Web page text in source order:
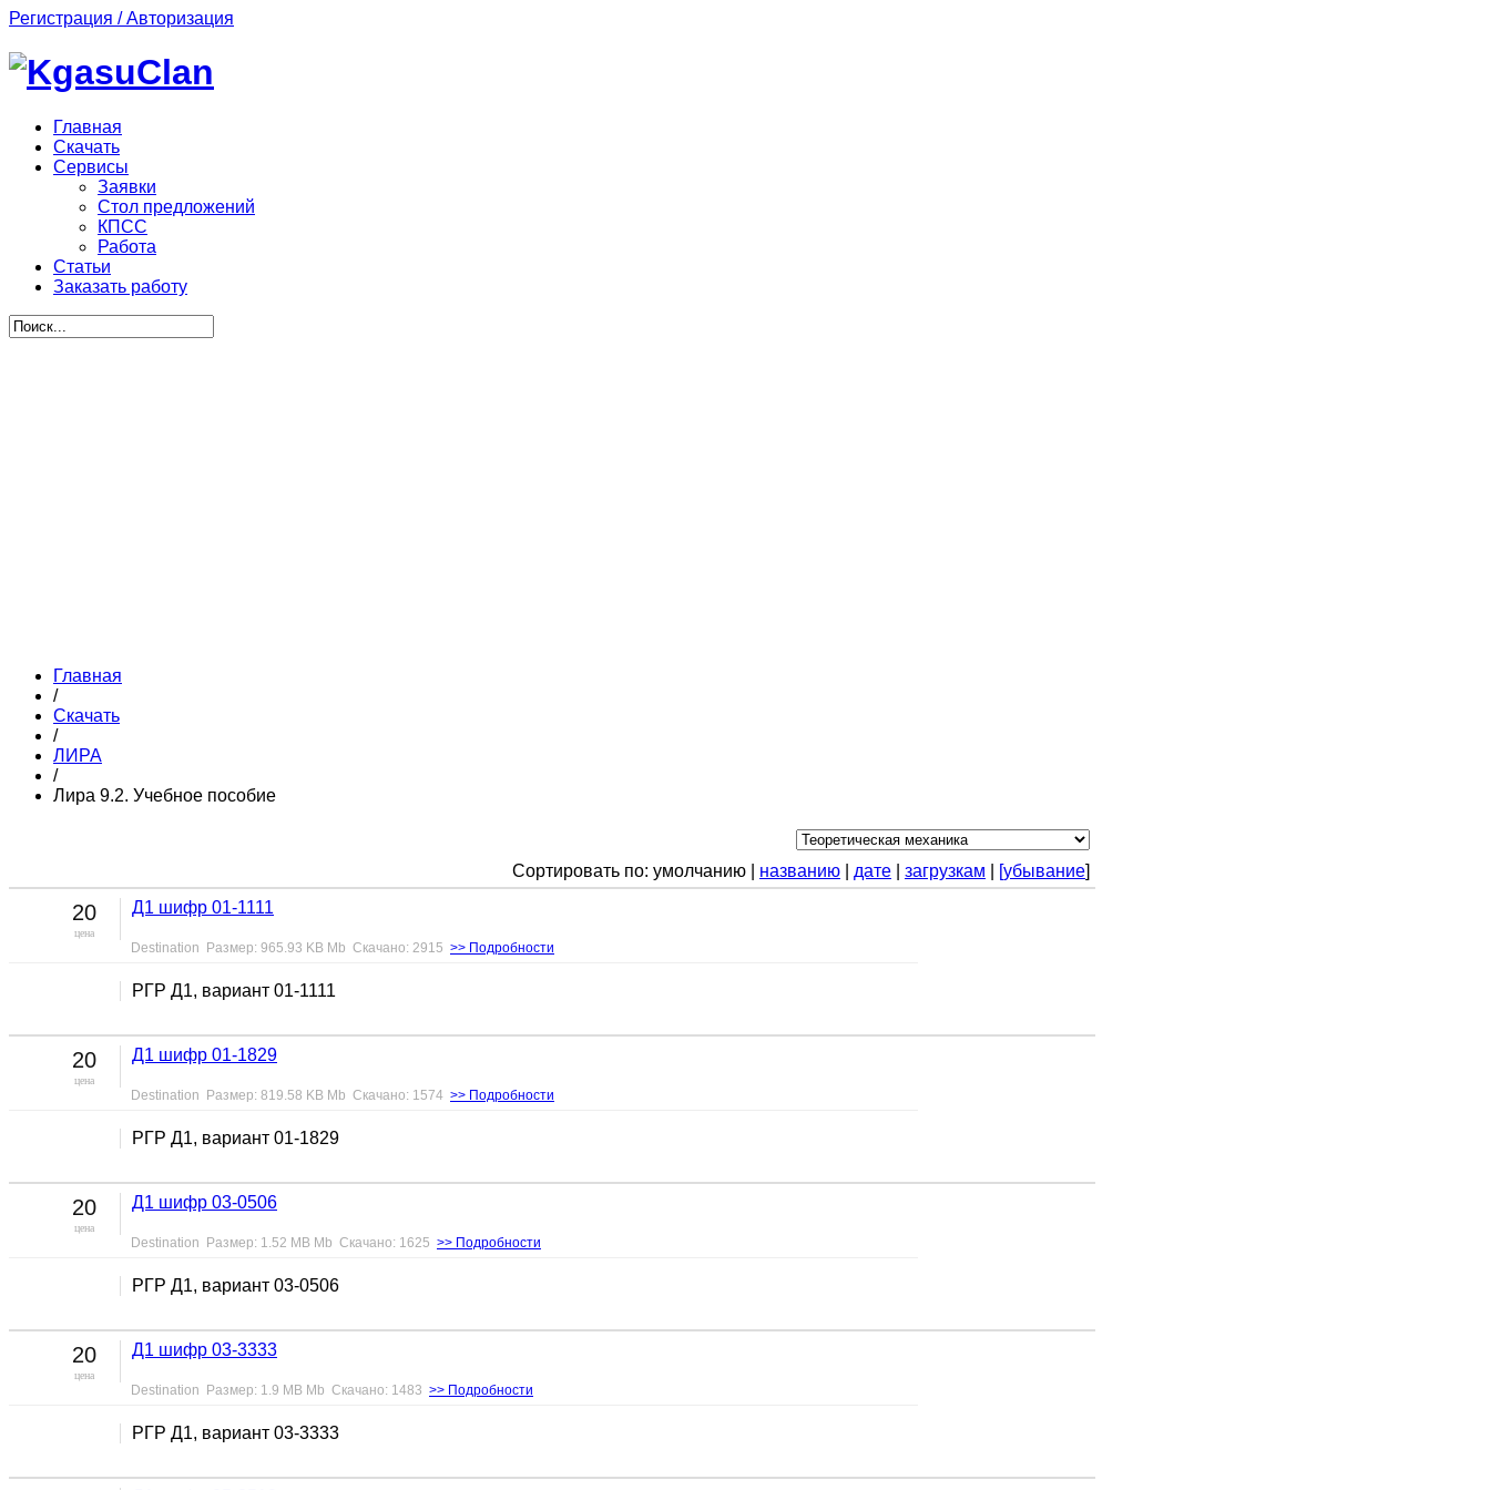
Регистрация / Авторизация
Главная
Скачать
Сервисы
Заявки
Стол предложений
КПСС
Работа
Статьи
Заказать работу
Главная
/
Скачать
/
ЛИРА
/
Лира 9.2. Учебное пособие
Сортировать по: умолчанию | названию дате загрузкам [убывание]
20
цена
Д1 шифр 01-1111
Destination Размер: 965.93 KB Mb Скачано: 2915 >> Подробности
РГР Д1, вариант 01-1111
20
цена
Д1 шифр 01-1829
Destination Размер: 819.58 KB Mb Скачано: 1574 >> Подробности
РГР Д1, вариант 01-1829
20
цена
Д1 шифр 03-0506
Destination Размер: 1.52 MB Mb Скачано: 1625 >> Подробности
РГР Д1, вариант 03-0506
20
цена
Д1 шифр 03-3333
Destination Размер: 1.9 MB Mb Скачано: 1483 >> Подробности
РГР Д1, вариант 03-3333